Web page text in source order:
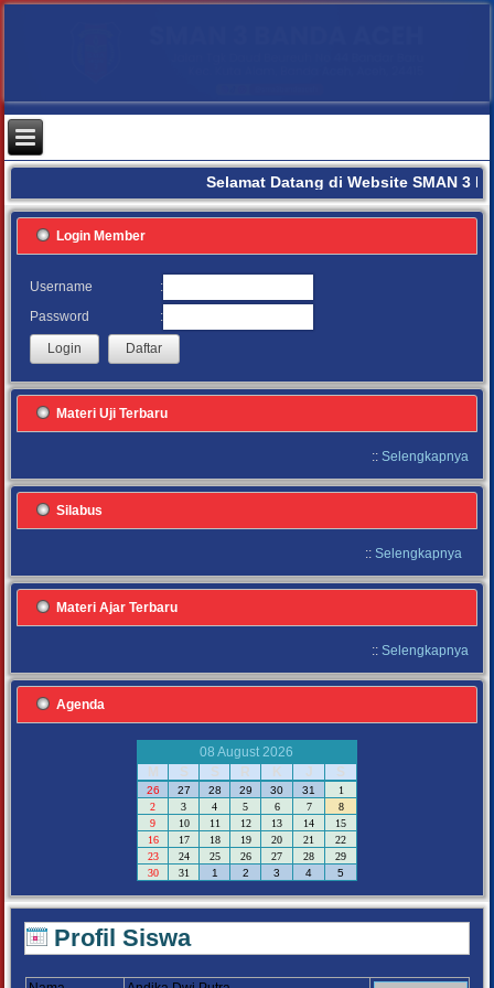
Selamat Datang di Website SMAN 3
Login Member
Username
:
Password
:
Materi Uji Terbaru
:: Selengkapnya
Silabus
:: Selengkapnya
Materi Ajar Terbaru
:: Selengkapnya
Agenda
08 August 2026
M
S S R K J S
26 27 28 29 30 31
1
2
3 4 5 6 7
8
9
10 11 12 13 14
15
16
17 18 19 20 21
22
23
24 25 26 27 28
29
30
31 1 2 3 4 5
Profil Siswa